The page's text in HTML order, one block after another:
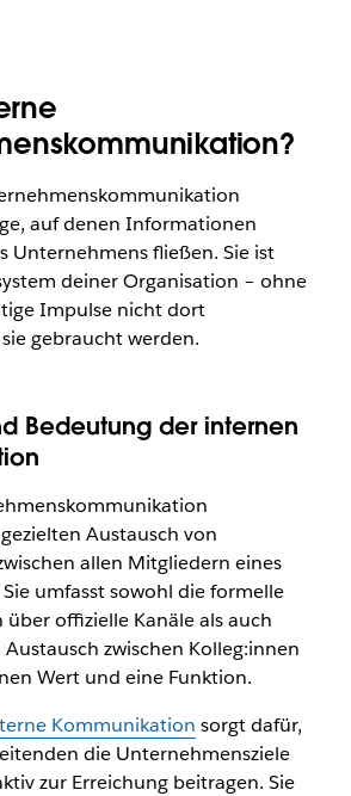
auf denen Informationen
Unternehmens fließen. Sie ist
deiner Organisation – ohne
Impulse nicht dort
gebraucht werden.
Bedeutung der internen
Austausch von
allen Mitgliedern eines
umfasst sowohl die formelle
offizielle Kanäle als auch
zwischen Kolleg:innen
Wert und eine Funktion.
Kommunikation sorgt dafür,
die Unternehmensziele
zur Erreichung beitragen. Sie